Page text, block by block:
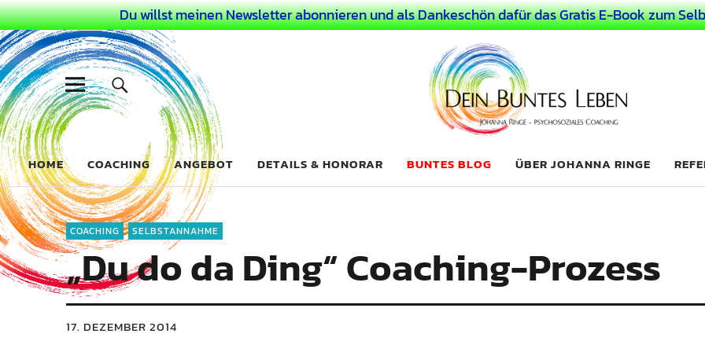
Du willst meinen Newsletter abonnieren und als Dankeschön dafür das Gratis E-Book zum
Dein Buntes Leben
COACHING FÜR DEIN BUNTES LEBEN ALS AUSSERGEWÖHNLICHER MENSCH
HOME COACHING ANGEBOT DETAILS & HONORAR BUNTES BLOG ÜBER JOHANNA RINGE
COACHING SELBSTANNAHME
„Du do da Ding“ Coaching-Prozess
17. DEZEMBER 2014